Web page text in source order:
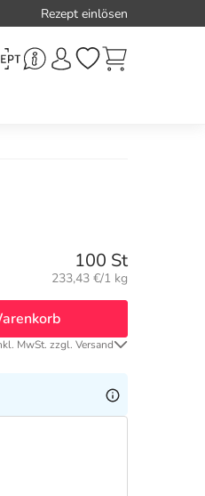
Rezept einlösen
100 St
Grundpreis:
233,43 €/1 kg
MwSt. zzgl. Versand